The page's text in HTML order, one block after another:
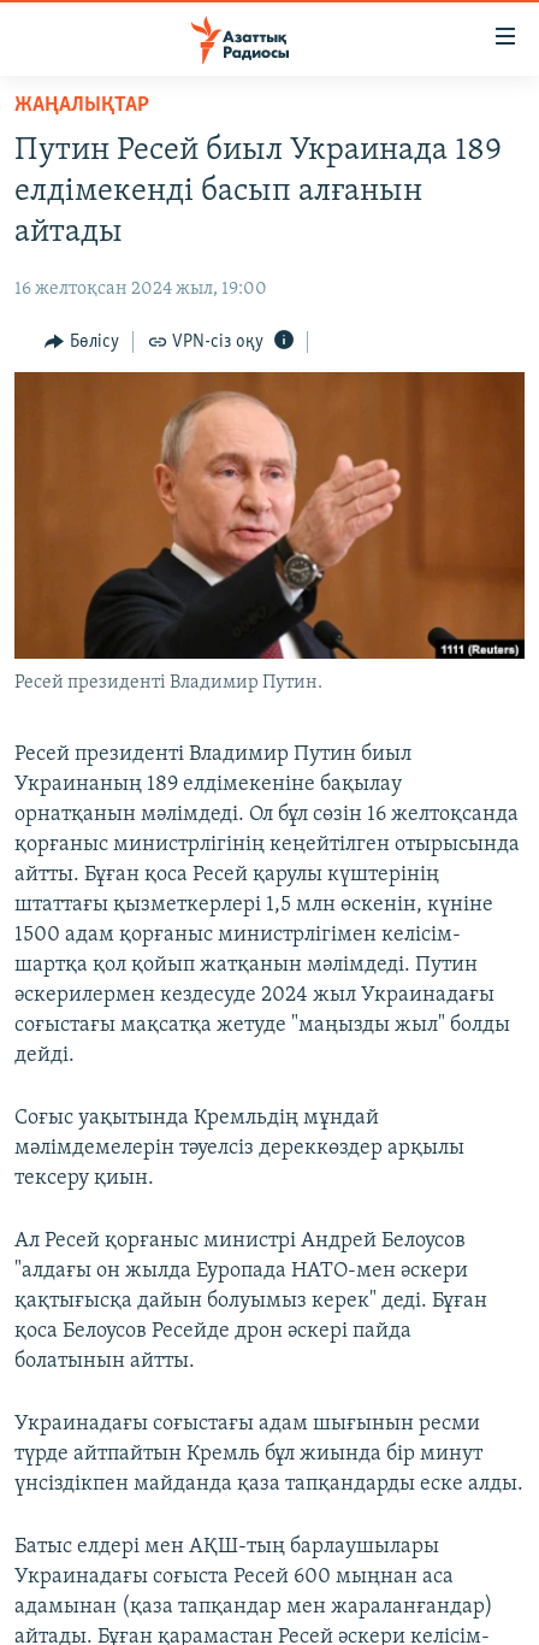
Skip
main
content
Skip
to
main
to
САЯСАТ
AZATTYQTV
АДАМ ҚҰҚЫҚТАРЫ
ӘЛЕУМЕТ
АРНАЙЫ ЖОБАЛАР
Басқа тілдерде
ЖАҢАЛЫҚТАР
Путин Ресей биыл Украинада 189
елдімекенді басып алғанын
айтады
16 желтоқсан 2024 жыл, 19:00
Бөлісу VPN-сіз оқу
Ресей президенті Владимир Путин.
Ресей президенті Владимир Путин биыл
Украинаның 189 елдімекеніне бақылау
орнатқанын мәлімдеді. Ол бұл сөзін 16 желтоқсанда
қорғаныс министрлігінің кеңейтілген отырысында
айтты. Бұған қоса Ресей қарулы күштерінің
штаттағы қызметкерлері 1,5 млн өскенін, күніне
1500 адам қорғаныс министрлігімен келісім-
шартқа қол қойып жатқанын мәлімдеді. Путин
әскерилермен кездесуде 2024 жыл Украинадағы
соғыстағы мақсатқа жетуде "маңызды жыл" болды
дейді.
Соғыс уақытында Кремльдің мұндай
мәлімдемелерін тәуелсіз дереккөздер арқылы
тексеру қиын.
Ал Ресей қорғаныс министрі Андрей Белоусов
"алдағы он жылда Еуропада НАТО-мен әскери
қақтығысқа дайын болуымыз керек" деді. Бұған
қоса Белоусов Ресейде дрон әскері пайда
болатынын айтты.
Украинадағы соғыстағы адам шығынын ресми
түрде айтпайтын Кремль бұл жиында бір минут
үнсіздікпен майданда қаза тапқандарды еске алды.
Батыс елдері мен АҚШ-тың барлаушылары
Украинадағы соғыста Ресей 600 мыңнан аса
адамынан (қаза тапқандар мен жараланғандар)
айтады. Бұған қарамастан Ресей әскери келісім-